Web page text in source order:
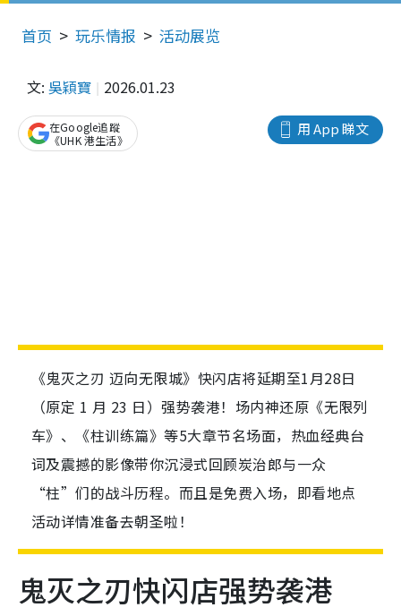
首页 玩乐情报 活动展览
文: 吳穎寶 2026.01.23
用 App 睇文
在Google追蹤
《UHK 港生活》
《鬼灭之刃 迈向无限城》快闪店将延期至1月28日
（原定 1 月 23 日）强势袭港！场内神还原《无限列
车》、《柱训练篇》等5大章节名场面，热血经典台
词及震撼的影像带你沉浸式回顾炭治郎与一众
“柱”们的战斗历程。而且是免费入场，即看地点
活动详情准备去朝圣啦！
鬼灭之刃快闪店强势袭港